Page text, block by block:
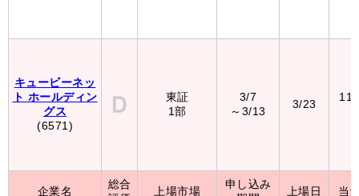
キュービーネッ
ト ホールディン
グス
(6571)
企業名
東証
1部
3/7
～3/13
3/23
総合
上場市場
申し込み
上場日 当